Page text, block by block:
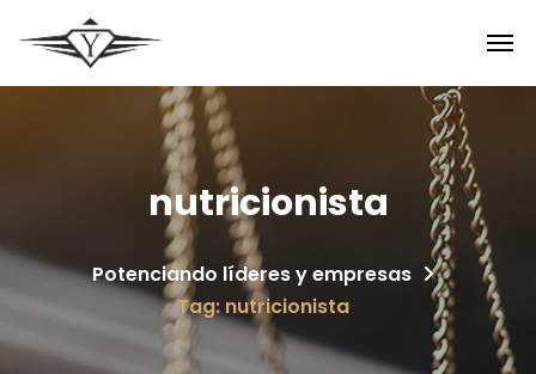
nutricionista
Potenciando líderes y empresas
Tag: nutricionista